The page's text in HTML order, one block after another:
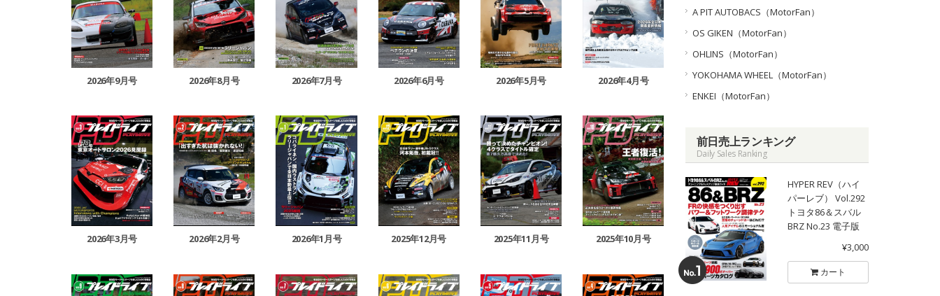
2026年9月号 2026年8月号 2026年7月号 2026年6月号 2026年5月号 2026年4月号
2026年3月号 2026年2月号 2026年1月号 2025年12月号 2025年11月号 2025年10月号
A PIT AUTOBACS（MotorFan）
OS GIKEN（MotorFan）
OHLINS（MotorFan）
YOKOHAMA WHEEL（MotorFan）
ENKEI（MotorFan）
前日売上ランキング
Daily Sales Ranking
HYPER REV（ハイ
パーレブ） Vol.292
トヨタ86＆スバル
BRZ No.23 電子版
¥3,000
カート